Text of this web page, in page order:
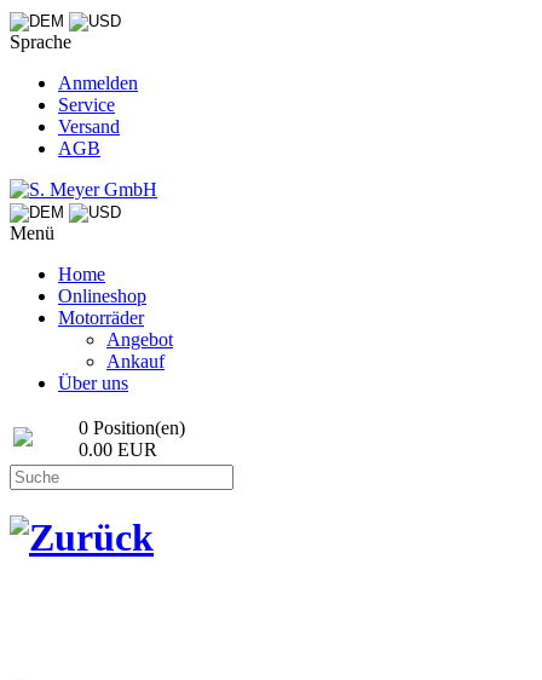
Sprache
Anmelden
Service
Versand
AGB
Menü
Home
Onlineshop
Motorräder
Angebot
Ankauf
Über uns
0 Position(en)
0.00 EUR